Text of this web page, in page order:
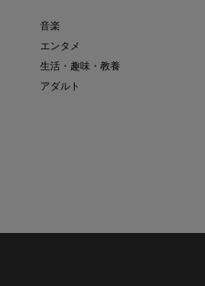
音楽
エンタメ
生活・趣味・教養
アダルト